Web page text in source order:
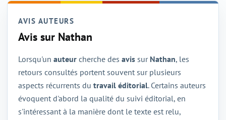
AVIS AUTEURS
Avis sur Nathan
Lorsqu'un auteur cherche des avis sur Nathan, les
retours consultés portent souvent sur plusieurs
aspects récurrents du travail éditorial. Certains auteurs
évoquent d'abord la qualité du suivi éditorial, en
s'intéressant à la manière dont le texte est relu,